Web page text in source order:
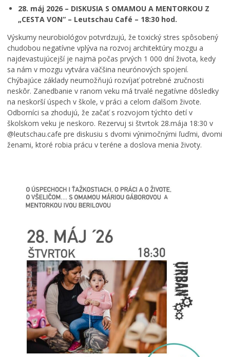
28. máj 2026 – DISKUSIA S OMAMOU A MENTORKOU Z
„CESTA VON“ – Leutschau Café – 18:30 hod.
Výskumy neurobiológov potvrdzujú, že toxický stres spôsobený
chudobou negatívne vplýva na rozvoj architektúry mozgu a
najdevastujúcejší je najmä počas prvých 1 000 dní života, kedy
sa nám v mozgu vytvára väčšina neurónových spojení.
Chýbajúce základy neumožňujú rozvíjať potrebné zručnosti
neskôr. Zanedbanie v ranom veku má trvalé negatívne dôsledky
na neskorší úspech v škole, v práci a celom ďalšom živote.
Odborníci sa zhodujú, že začať s rozvojom týchto detí v
školskom veku je neskoro. Rezervuj si štvrtok 28.mája 18:30 v
@leutschau.cafe pre diskusiu s dvomi výnimočnými ľuďmi, dvomi
ženami, ktoré robia prácu v teréne a doslova menia životy.